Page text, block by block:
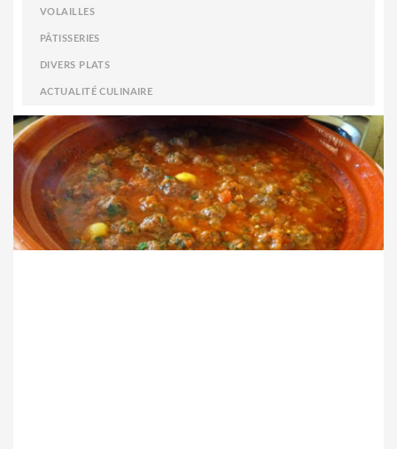
VOLAILLES
PÂTISSERIES
DIVERS PLATS
ACTUALITÉ CULINAIRE